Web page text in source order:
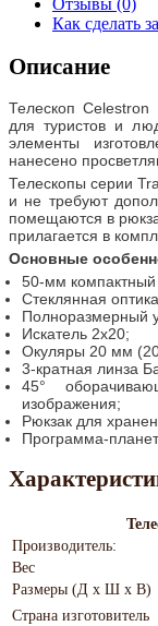
Отзывы (0)
Как сделать
Описание
Телескоп
для туристов и
элементы
нанесено
Телескопы серии
и не требуют
помещаются в
прилагается в
Основные
50-мм компактный
Стеклянная
Полноразмерный
Искатель 2х20;
Окуляры 20 мм
3-кратная линза
45°
изображения;
Рюкзак для
Программа-
Производитель:
Вес
Размеры (Д х Ш х В)
Страна изготовитель